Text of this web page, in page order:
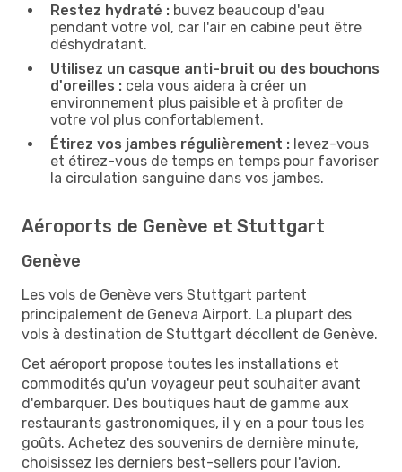
Restez hydraté : buvez beaucoup d'eau
pendant votre vol, car l'air en cabine peut être
déshydratant.
Utilisez un casque anti-bruit ou des bouchons
d'oreilles : cela vous aidera à créer un
environnement plus paisible et à profiter de
votre vol plus confortablement.
Étirez vos jambes régulièrement : levez-vous
et étirez-vous de temps en temps pour favoriser
la circulation sanguine dans vos jambes.
Aéroports de Genève et Stuttgart
Genève
Les vols de Genève vers Stuttgart partent
principalement de Geneva Airport. La plupart des
vols à destination de Stuttgart décollent de Genève.
Cet aéroport propose toutes les installations et
commodités qu'un voyageur peut souhaiter avant
d'embarquer. Des boutiques haut de gamme aux
restaurants gastronomiques, il y en a pour tous les
goûts. Achetez des souvenirs de dernière minute,
choisissez les derniers best-sellers pour l'avion,